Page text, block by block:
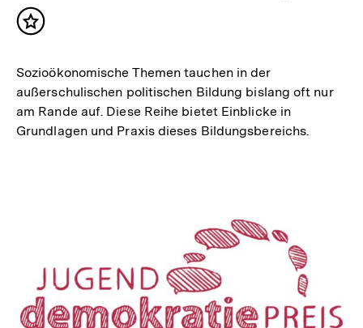
Inhalt
Sozioökonomische Themen tauchen in der
außerschulischen politischen Bildung bislang oft nur
am Rande auf. Diese Reihe bietet Einblicke in
Grundlagen und Praxis dieses Bildungsbereichs.